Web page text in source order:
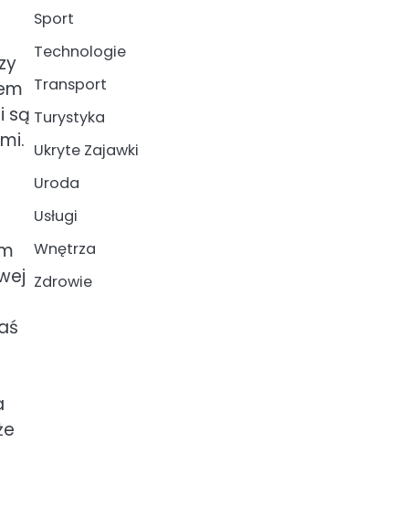
są
Sport
Technologie
Transport
Turystyka
Ukryte Zajawki
Uroda
Usługi
Wnętrza
Zdrowie